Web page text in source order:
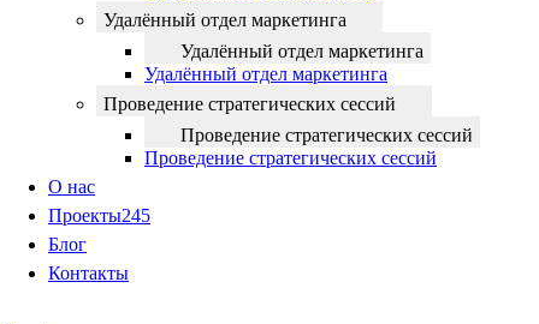
Удалённый отдел маркетинга
Удалённый отдел маркетинга
Удалённый отдел маркетинга
Проведение стратегических сессий
Проведение стратегических сессий
Проведение стратегических сессий
О нас
Проекты245
Блог
Контакты